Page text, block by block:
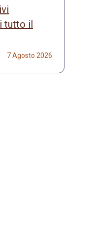
tutto il
7 Agosto 2026